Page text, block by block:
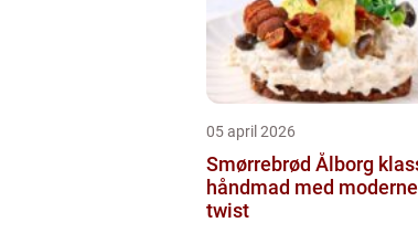
05 april 2026
Smørrebrød Ålborg klassisk
håndmad med moderne
twist